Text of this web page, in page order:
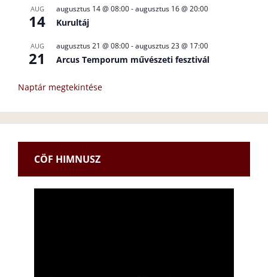
AUG
14
augusztus 14 @ 08:00-augusztus 16 @ 20:00
Kurultáj
AUG
21
augusztus 21 @ 08:00-augusztus 23 @ 17:00
Arcus Temporum művészeti fesztivál
Naptár megtekintése
CÖF HIMNUSZ